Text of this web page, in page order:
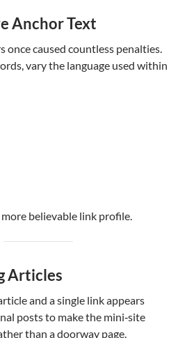
Anchor Text
once caused countless penalties.
vary the language used within
believable link profile.
Articles
and a single link appears
posts to make the mini‑site
than a doorway page.